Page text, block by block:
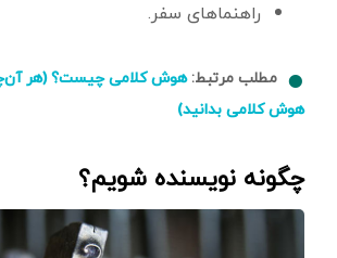
راهنماهای سفر.
مطلب مرتبط:هوش کلامی چیست؟ (هر
هوش کلامی بدانید)
چگونه نویسنده شویم؟